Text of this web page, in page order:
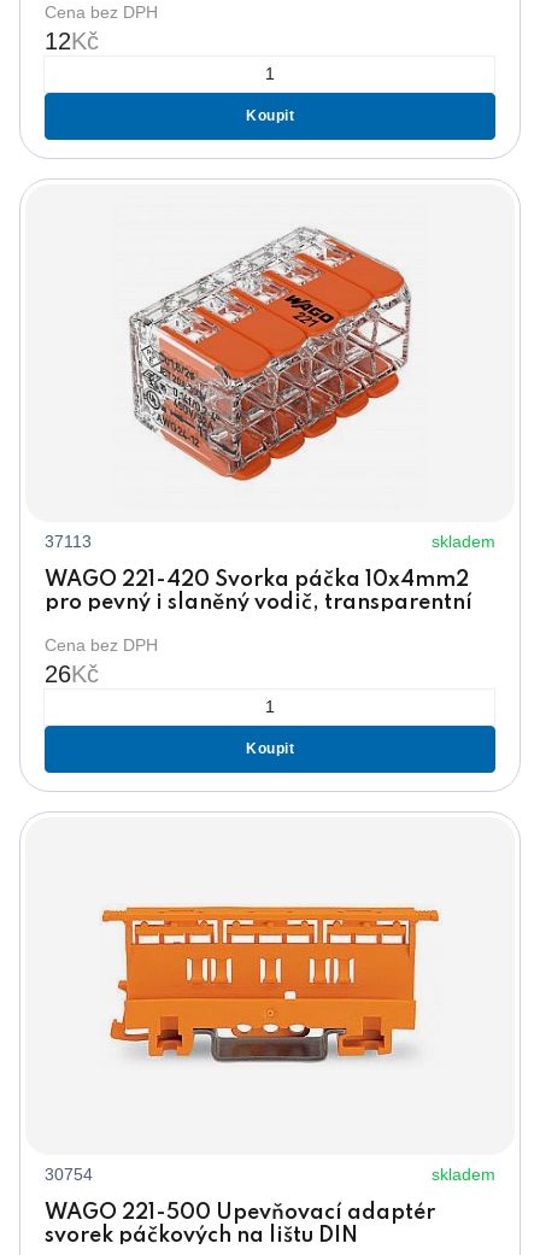
Cena bez DPH
12Kč
Koupit
37113 skladem
WAGO 221-420 Svorka páčka 10x4mm2
pro pevný i slaněný vodič, transparentní
Cena bez DPH
26Kč
Koupit
30754 skladem
WAGO 221-500 Upevňovací adaptér
svorek páčkových na lištu DIN